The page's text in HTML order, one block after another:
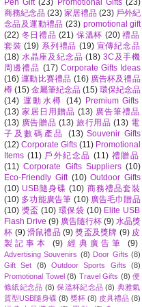
Pen Gift (23) Promotional Gifts (23)
商務紀念品 (23) 家居禮品 (23) 戶外紀
念品及運動禮品 (23) promotional gift
(22) 冬日禮品 (21) 保溫杯 (20) 禮品
套裝 (19) 系列禮品 (19) 宣傳紀念品
(18) 水晶座及紀念品 (18) 3C及手機
周邊禮品 (17) Corporate Gifts Ideas
(16) 運動比賽禮品 (16) 廣告杯及禮品
樽 (15) 金屬筆紀念品 (15) 環保紀念品
(14) 運動水樽 (14) Premium Gifts
(13) 家居日用贈品 (13) 廣告筆禮品
(13) 廣告贈品 (13) 旅行用品 (13) 電
子及數碼產品
(13) Souvenir Gifts
(12) Corporate Gifts (11) Promotional
Items (11) 戶外紀念品 (11) 禮贈品
(11) Corporate Gifts Suppliers (10)
Eco-Friendly Gift (10) Outdoor Gifts
(10) USB隨身碟 (10) 商務禮品套裝
(10) 多功能廣告筆 (10) 廣告毛巾贈品
(10) 獎盃 (10) 環保袋 (10) Elite USB
Flash Drive (9) 廣告隨行杯 (9) 水晶獎
杯 (9) 滑鼠禮品 (9) 獎盃及獎牌 (9) 皮
製記事本
(9) 經典廣告筆 (9)
Advertising Souvenirs (8) Door Gifts (8)
Gift Set
(8) Outdoor Sports Gifts
(8)
Promotional Towel (8) Travel Gifts (8) 便
條紙紀念品 (8) 保溫杯紀念品 (8) 典雅氣
質型USB隨身碟 (8) 獎杯 (8) 皮具禮品 (8)